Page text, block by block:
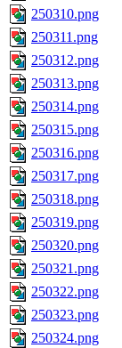
250310.png
250311.png
250312.png
250313.png
250314.png
250315.png
250316.png
250317.png
250318.png
250319.png
250320.png
250321.png
250322.png
250323.png
250324.png